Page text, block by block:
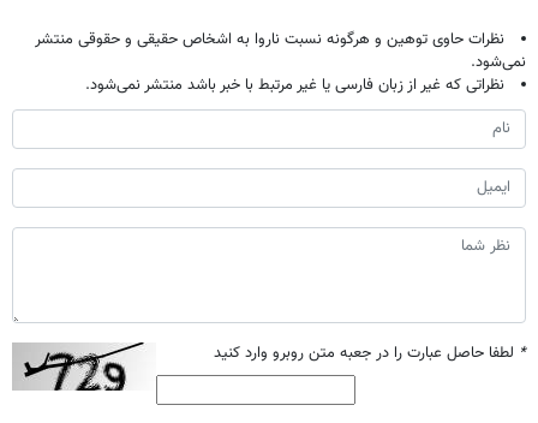
نظرات حاوی توهین و هرگونه نسبت ناروا به اشخاص حقیقی و حقوقی منتشر
نمی‌شود.
نظراتی که غیر از زبان فارسی یا غیر مرتبط با خبر باشد منتشر نمی‌شود.
* لطفا حاصل عبارت را در جعبه متن روبرو وارد کنید